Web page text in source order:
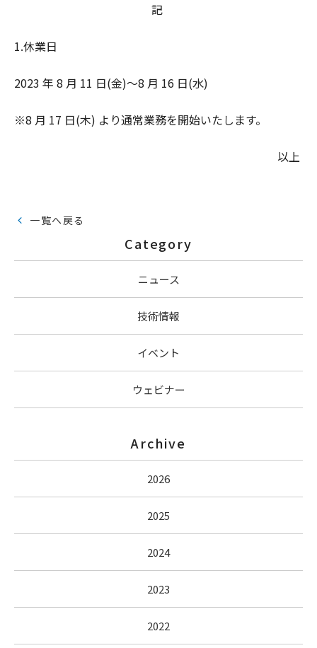
記
1.休業日
2023 年 8 月 11 日(金)～8 月 16 日(水)
※8 月 17 日(木) より通常業務を開始いたします。
以上
一覧へ戻る
Category
ニュース
技術情報
イベント
ウェビナー
Archive
2026
2025
2024
2023
2022